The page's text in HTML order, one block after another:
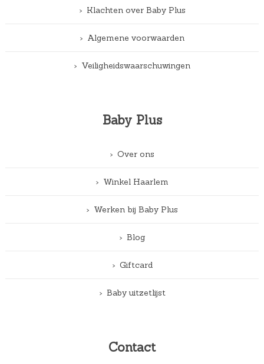
Klachten over Baby Plus
Algemene voorwaarden
Veiligheidswaarschuwingen
Baby Plus
Over ons
Winkel Haarlem
Werken bij Baby Plus
Blog
Giftcard
Baby uitzetlijst
Contact